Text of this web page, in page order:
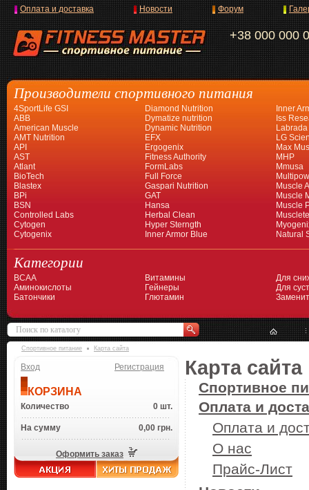
+38 000 000
Оплата и доставка Новости Форум
Производители спортивного питания
4SportLife GSI
ABB
American Muscle
AMT Nutrition
API
AST
Atlant
BioTech
Blastex
BPi
BSN
Controlled Labs
Cytogen
Cytogenix
Diamond Nutrition
Dymatize nutrition
Dynamic Nutrition
EFX
Ergogenix
Fitness Authority
FormLabs
Full Force
Gaspari Nutrition
GAT
Hansa
Herbal Clean
Hyper Sterngth
Inner Armor Blue
Inner
Iss
Labrada
LG
Max
MHP
Mmusa
Muscle
Muscle
Muscle
Natural
Категории
BCAA
Аминокислоты
Батончики
Витамины
Гейнеры
Глютамин
Для
Для
Спортивное питание Карта сайта
Вход Регистрация
КОРЗИНА
Количество 0 шт.
На сумму 0,00 грн.
Оформить заказ
Карта сайта
Спортивное
Оплата и
Оплата и
О нас
Прайс-Лист